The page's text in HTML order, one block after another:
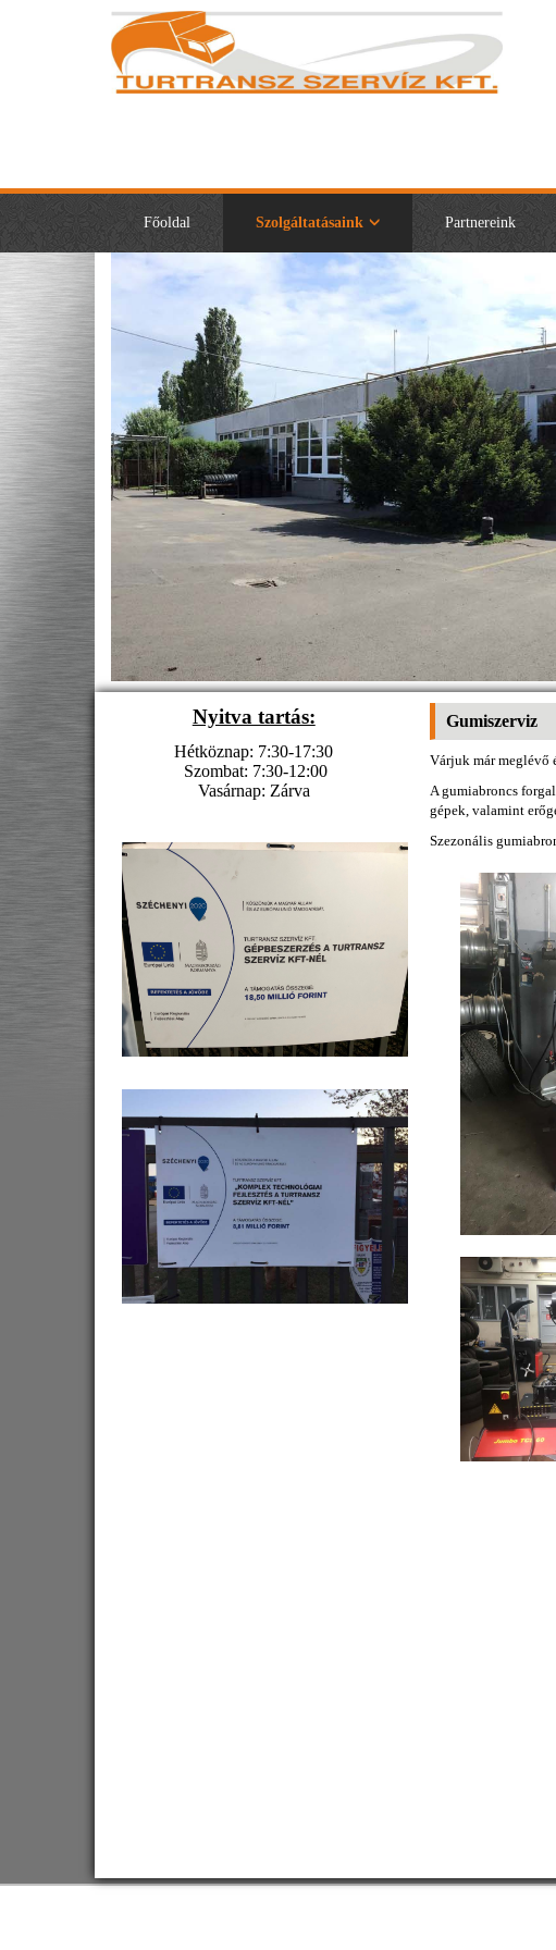
Főoldal Szolgáltatásaink Partnereink
Gumiszerviz
Várjuk már meglévő
A gumiabroncs
gépek, valamint
Szezonális
Nyitva tartás:
Hétköznap: 7:30-17:30
Szombat: 7:30-12:00
Vasárnap: Zárva